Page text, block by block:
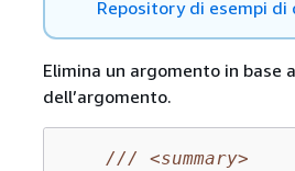
Repository di esempi di
Elimina un argomento in base
dell’argomento.
///
<summary>